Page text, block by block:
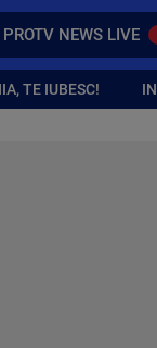
PROTV NEWS LIVE
TE IUBESC!